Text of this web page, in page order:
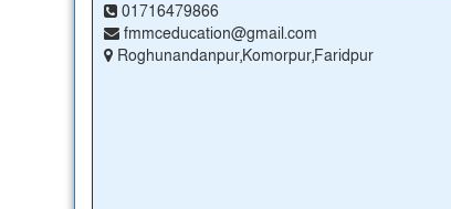
01716479866
fmmceducation@gmail.com
Roghunandanpur,Komorpur,Faridpur